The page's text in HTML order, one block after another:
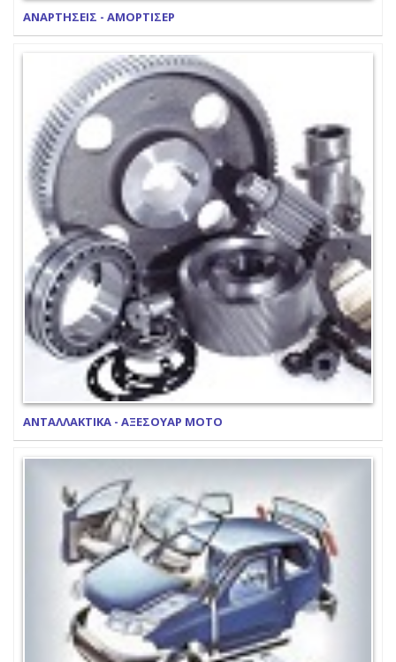
ΑΝΑΡΤΗΣΕΙΣ - ΑΜΟΡΤΙΣΕΡ
ΑΝΤΑΛΛΑΚΤΙΚΑ - ΑΞΕΣΟΥΑΡ ΜΟΤΟ